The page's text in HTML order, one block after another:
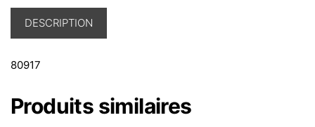
DESCRIPTION
80917
Produits similaires